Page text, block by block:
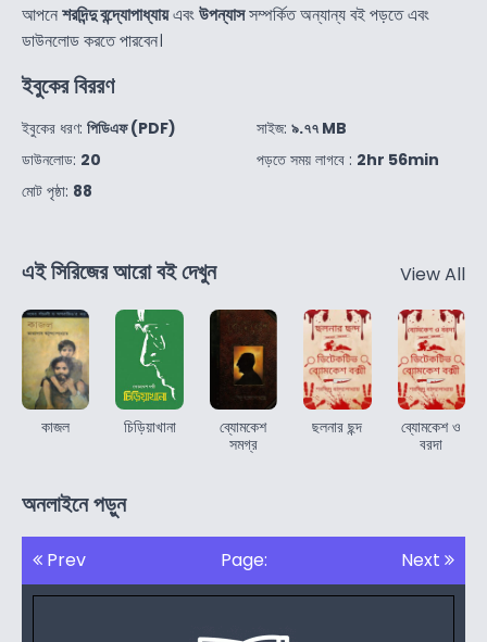
আপনেশরদিন্দু বন্দ্যোপাধ্যায়এবংউপন্যাসসম্পর্কিত অন্যান্য বই পড়তে এবং
ডাউনলোড করতে পারবেন।
ইবুকের বিররণ
ইবুকের ধরণ: পিডিএফ (PDF)
ডাউনলোড: 20
মোট পৃষ্ঠা: 88
সাইজ: ৯.৭৭ MB
পড়তে সময় লাগবে : 2hr 56min
এই সিরিজের আরো বই দেখুন View All
কাজল চিড়িয়াখানা
ব্যোমকেশ
সমগ্র
ছলনার ছন্দ
ব্যোমকেশ ও
বরদা
অনলাইনে পড়ুন
Prev Page: Next